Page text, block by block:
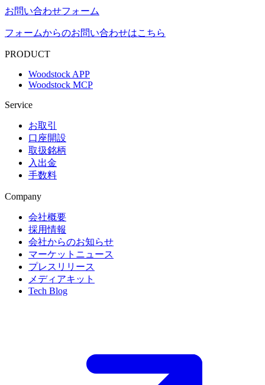
お問い合わせフォーム
フォームからのお問い合わせはこちら
PRODUCT
Woodstock APP
Woodstock MCP
Service
お取引
口座開設
取扱銘柄
入出金
手数料
Company
会社概要
採用情報
会社からのお知らせ
マーケットニュース
プレスリリース
メディアキット
Tech Blog